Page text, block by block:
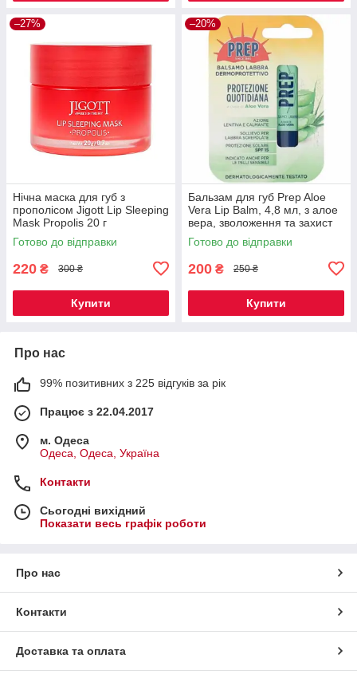
–27%
Нічна маска для губ з
прополісом Jigott Lip Sleeping
Mask Propolis 20 г
Готово до відправки
220 ₴ 300 ₴
Купити
–20%
Бальзам для губ Prep Aloe
Vera Lip Balm, 4,8 мл, з алое
вера, зволоження та захист
Готово до відправки
200 ₴ 250 ₴
Купити
Про нас
99% позитивних з 225 відгуків за рік
Працює з 22.04.2017
м. Одеса
Одеса, Одеса, Україна
Контакти
Сьогодні вихідний
Показати весь графік роботи
Про нас
Контакти
Доставка та оплата